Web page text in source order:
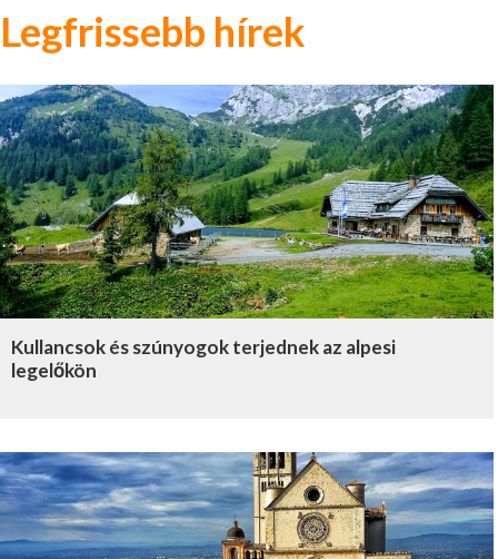
Legfrissebb hírek
Kullancsok és szúnyogok terjednek az alpesi
legelőkön